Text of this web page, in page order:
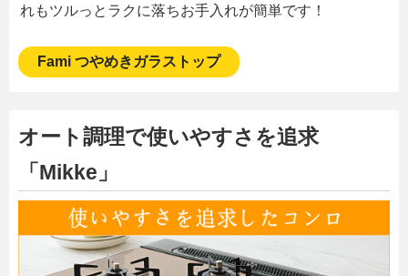
れもツルっとラクに落ちお手入れが簡単です！
Fami つやめきガラストップ
オート調理で使いやすさを追求
「Mikke」